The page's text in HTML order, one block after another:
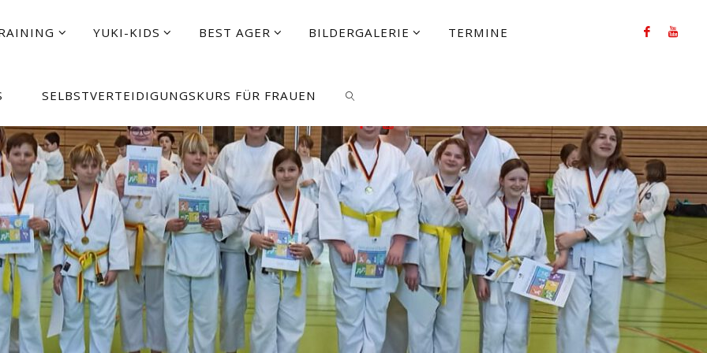
YUKI-KIDS BEST AGER BILDERGALERIE TERMINE
SELBSTVERTEIDIGUNGSKURS FÜR FRAUEN
SUCHEN